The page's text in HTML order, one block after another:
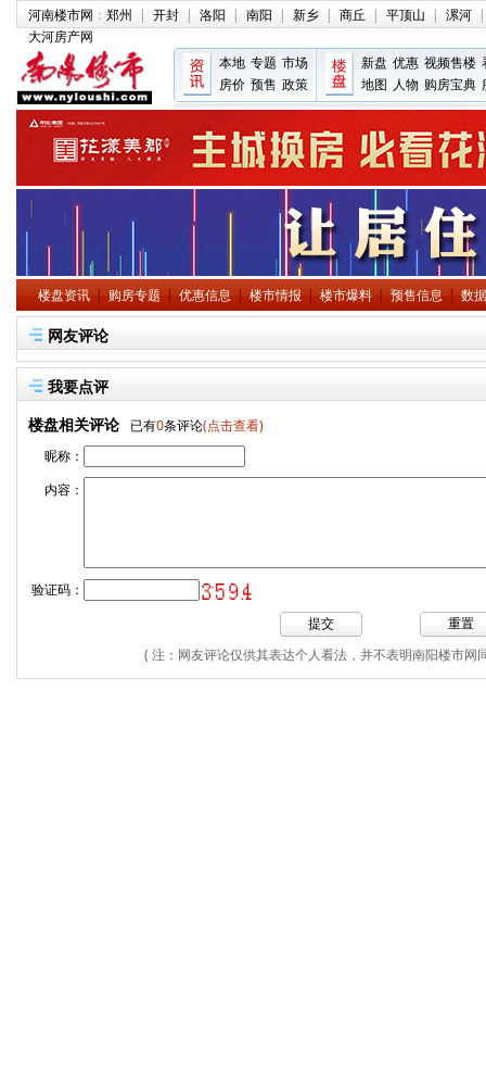
河南楼市网 ： 郑州 | 开封 | 洛阳 | 南阳 | 新乡 | 商丘 | 平顶山 | 漯河 |
大河房产网
本地 专题 市场
房价 预售 政策
新盘 优惠 视频售楼
地图 人物 购房宝典
楼盘资讯 | 购房专题 | 优惠信息 | 楼市情报 | 楼市爆料 | 预售信息 | 数
网友评论
我要点评
楼盘相关评论
已有0条评论(点击查看)
昵称：
内容：
验证码：
( 注：网友评论仅供其表达个人看法，并不表明南阳楼市网